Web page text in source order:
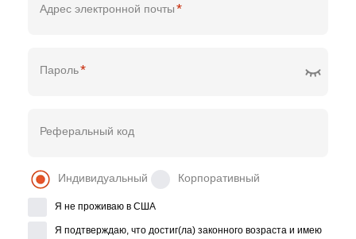
Адрес электронной почты*
Пароль*
Реферальный код
Индивидуальный Корпоративный
Я не проживаю в США
Я подтверждаю, что достиг(ла) законного возраста и имею